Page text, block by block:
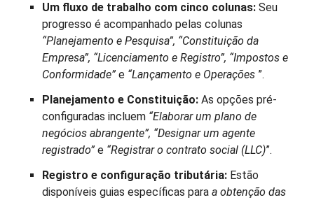
Um fluxo de trabalho com cinco colunas: Seu
progresso é acompanhado pelas colunas
“Planejamento e Pesquisa”, “Constituição da
Empresa”, “Licenciamento e Registro”, “Impostos e
Conformidade” e “Lançamento e Operações ”.
Planejamento e Constituição: As opções pré-
configuradas incluem “Elaborar um plano de
negócios abrangente”, “Designar um agente
registrado” e “Registrar o contrato social (LLC)”.
Registro e configuração tributária: Estão
disponíveis guias específicas para a obtenção das